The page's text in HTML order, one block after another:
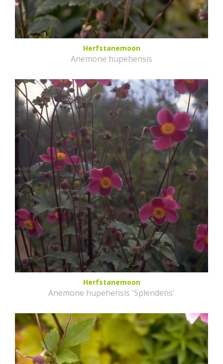
Herfstanemoon
Anemone hupehensis
Herfstanemoon
Anemone hupehensis 'Splendens'